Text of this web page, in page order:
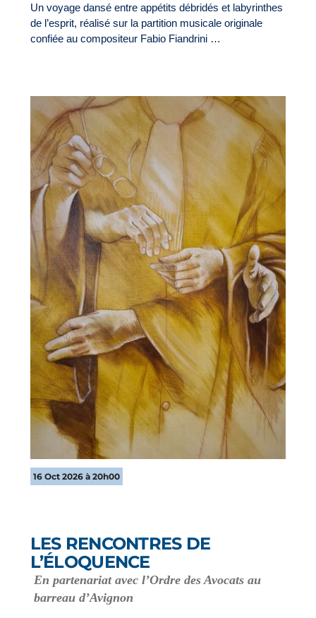
Un voyage dansé entre appétits débridés et labyrinthes
de l’esprit, réalisé sur la partition musicale originale
confiée au compositeur Fabio Fiandrini …
16 Oct 2026 à 20h00
LES RENCONTRES DE
L’ÉLOQUENCE
En partenariat avec l’Ordre des Avocats au
barreau d’Avignon